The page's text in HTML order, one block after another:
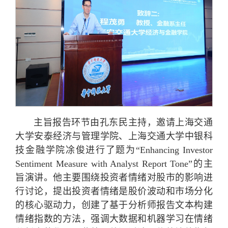
主旨报告环节由孔东民主持，邀请上海交通
大学安泰经济与管理学院、上海交通大学中银科
技金融学院凃俊进行了题为“Enhancing Investor
Sentiment Measure with Analyst Report Tone”的主
旨演讲。他主要围绕投资者情绪对股市的影响进
行讨论，提出投资者情绪是股价波动和市场分化
的核心驱动力，创建了基于分析师报告文本构建
情绪指数的方法，强调大数据和机器学习在情绪